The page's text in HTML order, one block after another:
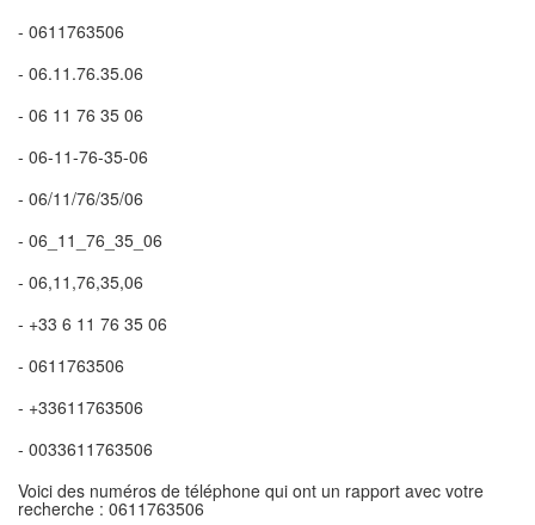
- 0611763506
- 06.11.76.35.06
- 06 11 76 35 06
- 06-11-76-35-06
- 06/11/76/35/06
- 06_11_76_35_06
- 06,11,76,35,06
- +33 6 11 76 35 06
- 0611763506
- +33611763506
- 0033611763506
Voici des numéros de téléphone qui ont un rapport avec votre
recherche : 0611763506